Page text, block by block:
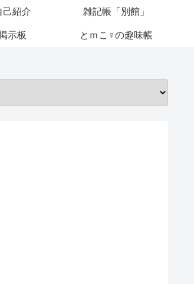
己紹介 雑記帳「別館」
示板 とｍこ♀の趣味帳